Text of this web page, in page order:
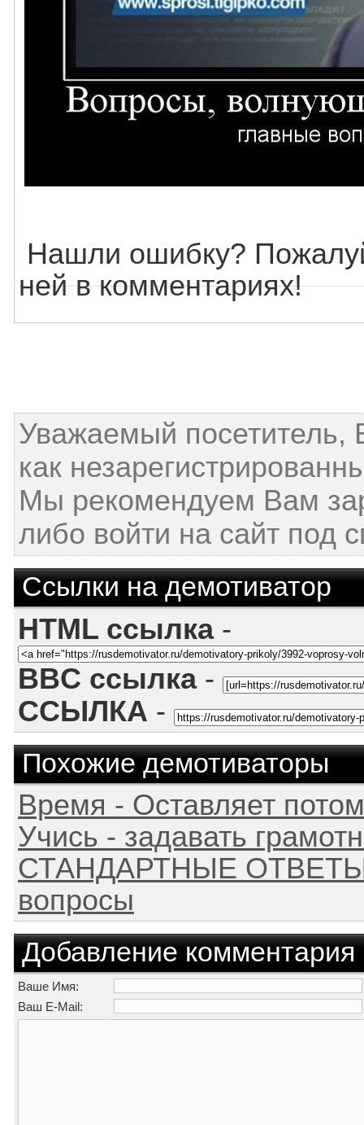
Нашли ошибку?
ней в комментариях!
Уважаемый посетитель,
как
Мы рекомендуем Вам
либо войти на сайт под
Ссылки на демотиватор
HTML ссылка-
BBC ссылка-
ССЫЛКА -
Похожие демотиваторы
Время - Оставляет
Учись - задавать
СТАНДАРТНЫЕ ОТВЕТЫ
вопросы
Добавление комментария
Ваше Имя:
Ваш E-Mail: